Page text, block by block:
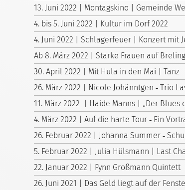
13. Juni 2022 | Montagskino | Gemeinde
4. bis 5. Juni 2022 | Kultur im Dorf 2022
4. Juni 2022 | Schlagerfeuer | Konzert mit
Ab 8. März 2022 | Starke Frauen auf
30. April 2022 | Mit Hula in den Mai | Tanz
26. März 2022 | Nicole Johänntgen ‑ Trio
11. März 2022 | Haide Manns | „Der Blues
4. März 2022 | Auf die harte Tour ‑ Ein
26. Februar 2022 | Johanna Summer ‑
5. Februar 2022 | Julia Hülsmann | Last
22. Januar 2022 | Fynn Großmann Quintett
26. Juni 2021 | Das Geld liegt auf der